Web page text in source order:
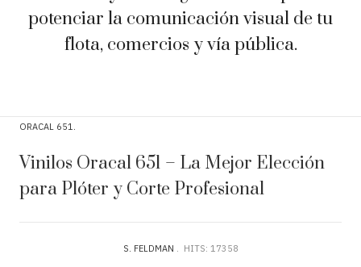
potenciar la comunicación visual de tu
flota, comercios y vía pública.
ORACAL 651
Vinilos Oracal 651 – La Mejor Elección
para Plóter y Corte Profesional
S. FELDMAN HITS: 17358